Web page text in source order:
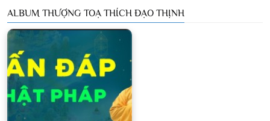
ALBUM THƯỢNG TOẠ THÍCH ĐẠO THỊNH